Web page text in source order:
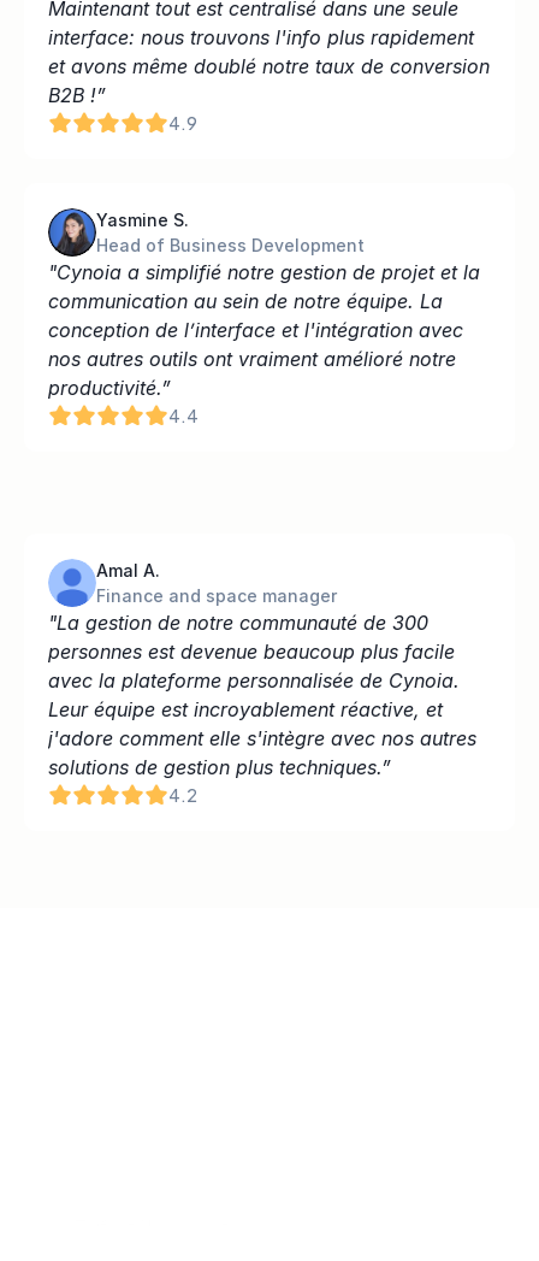
Maintenant tout est centralisé dans une seule
interface: nous trouvons l'info plus rapidement
et avons même doublé notre taux de conversion
B2B !”
4.9
Yasmine S.
Head of Business Development
"Cynoia a simplifié notre gestion de projet et la
communication au sein de notre équipe. La
conception de l’interface et l'intégration avec
nos autres outils ont vraiment amélioré notre
productivité.”
4.4
Amal A.
Finance and space manager
"La gestion de notre communauté de 300
personnes est devenue beaucoup plus facile
avec la plateforme personnalisée de Cynoia.
Leur équipe est incroyablement réactive, et
j'adore comment elle s'intègre avec nos autres
solutions de gestion plus techniques.”
4.2